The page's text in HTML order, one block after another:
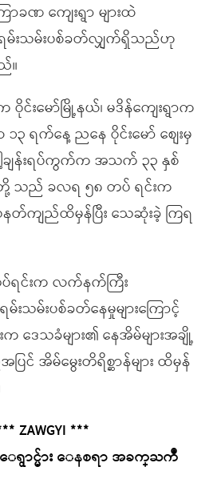
ာခဏ ကျေးရွာ များထဲ
ရမ်းသမ်းပစ်ခတ်လျှက်ရှိသည်ဟု
။
းမော်မြို့နယ်၊ မဒိန်ကျေးရွာက
၃ ရက်နေ့ ညနေ ဝိုင်းမော် စျေးမှ
ချန်းရပ်ကွက်က အသက် ၃၃ နှစ်
တို့ သည် ခလရ ၅၈ တပ် ရင်းက
ျည်ထိမှန်ပြီး သေဆုံးခဲ့ ကြရ
ရင်းက လက်နက်ကြီး
းသမ်းပစ်ခတ်နေမှုများကြောင့်
က ဒေသခံများ၏ နေအိမ်များအချို့
ပြင် အိမ်မွေးတိရိစ္ဆာန်များ ထိမှန်
ZAWGYI ***
ာင္မ်ား ေနစရာ အခက္ႀကဳံ